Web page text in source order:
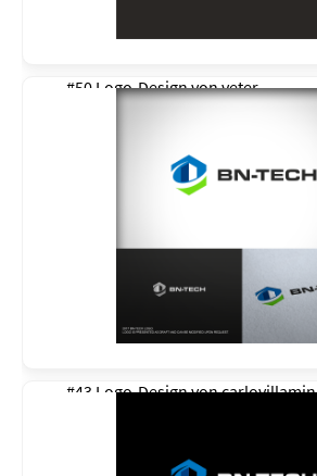
#50 Logo-Design vonveter
#43 Logo-Design voncarlovillamin